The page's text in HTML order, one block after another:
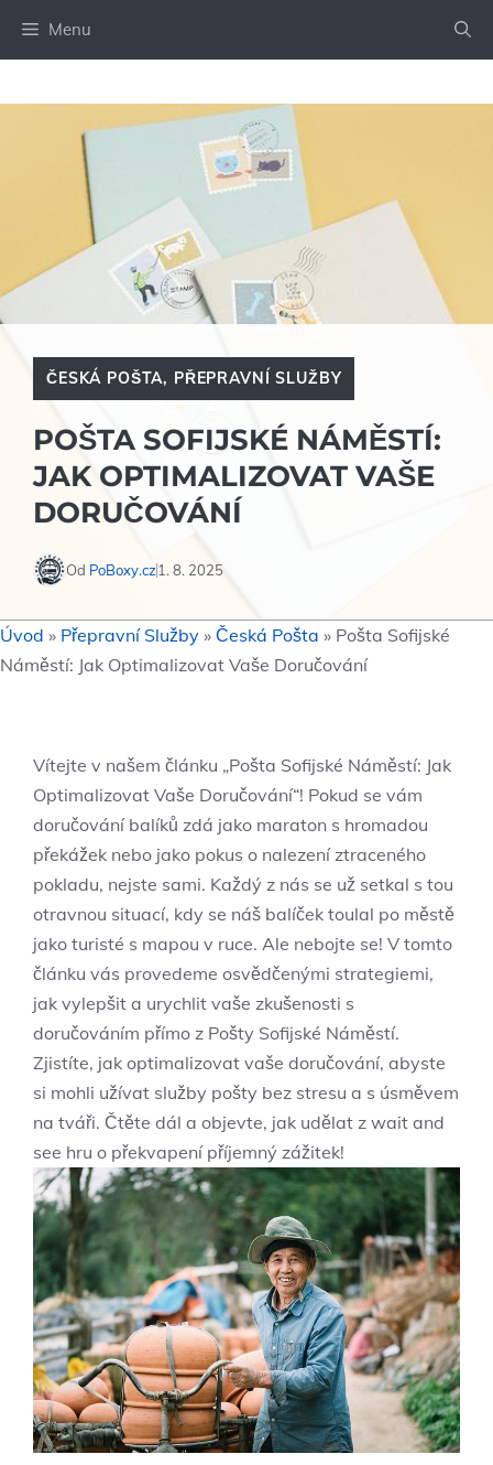
Menu
ČESKÁ POŠTA, PŘEPRAVNÍ SLUŽBY
POŠTA SOFIJSKÉ NÁMĚSTÍ:
JAK OPTIMALIZOVAT VAŠE
DORUČOVÁNÍ
Od PoBoxy.cz 1. 8. 2025
Úvod » Přepravní Služby » Česká Pošta » Pošta Sofijské
Náměstí: Jak Optimalizovat Vaše Doručování
Vítejte ​v‍ našem​ článku „Pošta​ Sofijské Náměstí: Jak
Optimalizovat Vaše ‍Doručování“! Pokud⁤ se​ vám
doručování balíků zdá jako maraton s hromadou
překážek nebo jako ⁢pokus ‍o nalezení ztraceného
pokladu, nejste sami. Každý z⁣ nás‍ se​ už setkal s tou
otravnou situací, kdy se náš balíček toulal po městě
⁢jako turisté s mapou​ v ruce. Ale nebojte se! ​V⁤ tomto
článku vás provedeme osvědčenými strategiemi,​
jak ‌vylepšit‌ a urychlit vaše zkušenosti⁢ s
doručováním⁢ přímo z Pošty ⁤Sofijské Náměstí.
‌Zjistíte, jak optimalizovat vaše doručování, abyste
si mohli ‍užívat služby pošty ⁤bez⁣ stresu a s úsměvem
na tváři. Čtěte dál‌ a objevte, ⁤jak udělat z wait and
see hru o překvapení⁤ příjemný ⁣zážitek!